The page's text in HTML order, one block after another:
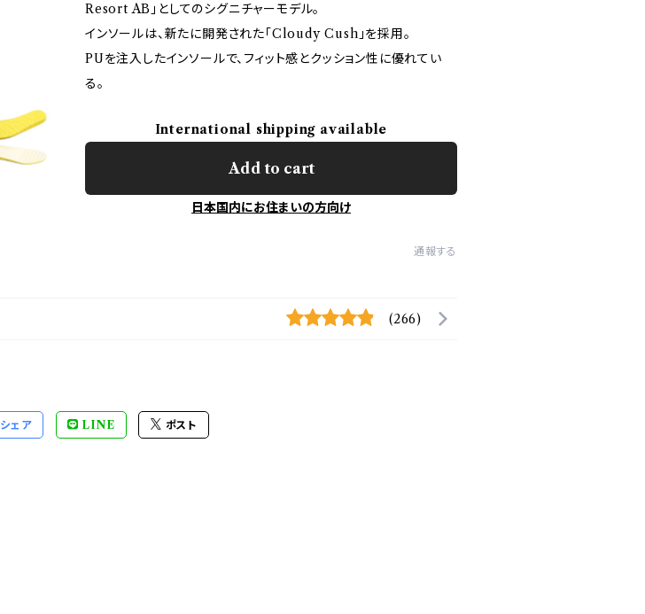
Resort AB」としてのシグニチャーモデル。
インソールは、新たに開発された「Cloudy Cush」を採用。
PUを注入したインソールで、フィット感とクッション性に優れてい
る。
International shipping available
Add to cart
日本国内にお住まいの方向け
通報する
(266)
シェア LINE ポスト